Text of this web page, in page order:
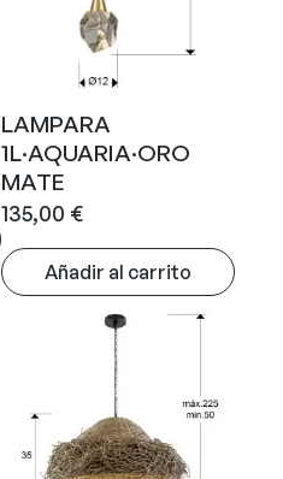
LAMPARA
1L·AQUARIA·ORO
MATE
135,00 €
Añadir al carrito